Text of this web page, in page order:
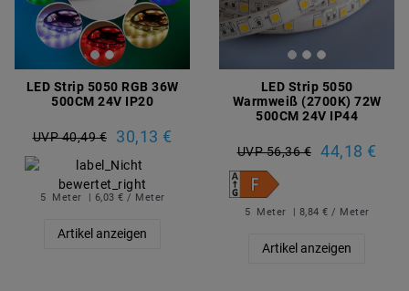
LED Strip 5050 RGB 36W
500CM 24V IP20
UVP 40,49 € 30,13 €
5 Meter | 6,03 € / Meter
Artikel anzeigen
LED Strip 5050
Warmweiß (2700K) 72W
500CM 24V IP44
UVP 56,36 € 44,18 €
5 Meter | 8,84 € / Meter
Artikel anzeigen